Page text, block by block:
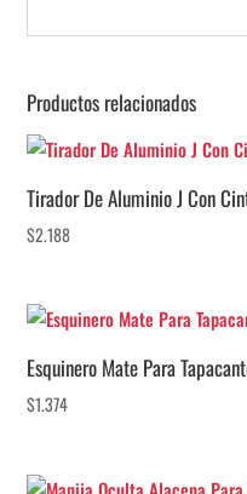
Productos relacionados
Tirador De Aluminio J Con
$2.188
Esquinero Mate Para
$1.374